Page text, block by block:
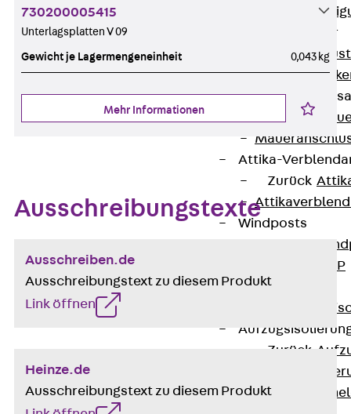
Brüstungsanker
Zurück
Zurück
Attika-
Zurück
Windposts
Windpost JWP
Schallisolation
Zurück
730200005415
Unterlagsplatten V 09
Gewicht je Lagermengeneinheit 0,043 kg
Mehr Informationen
Ausschreibungstexte
Ausschreiben.de
Ausschreibungstext zu diesem Produkt
Link öffnen
Heinze.de
Ausschreibungstext zu diesem Produkt